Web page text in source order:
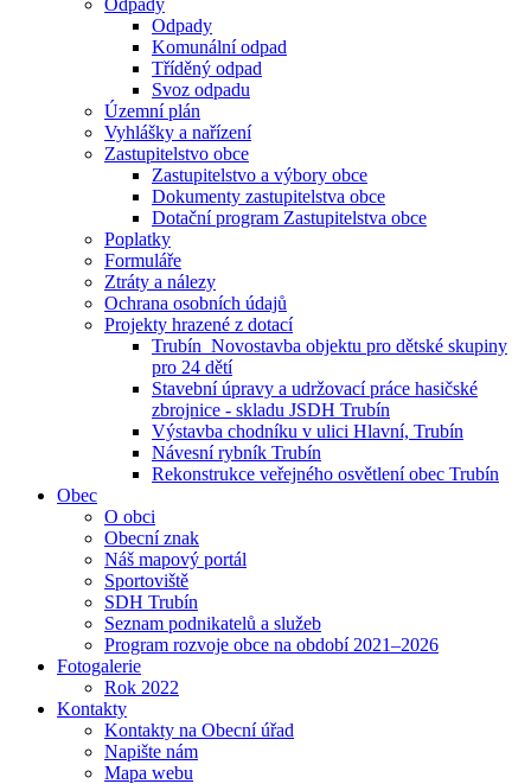
Odpady
Odpady
Komunální odpad
Tříděný odpad
Svoz odpadu
Územní plán
Vyhlášky a nařízení
Zastupitelstvo obce
Zastupitelstvo a výbory obce
Dokumenty zastupitelstva obce
Dotační program Zastupitelstva obce
Poplatky
Formuláře
Ztráty a nálezy
Ochrana osobních údajů
Projekty hrazené z dotací
Trubín_Novostavba objektu pro dětské skupiny
pro 24 dětí
Stavební úpravy a udržovací práce hasičské
zbrojnice - skladu JSDH Trubín
Výstavba chodníku v ulici Hlavní, Trubín
Návesní rybník Trubín
Rekonstrukce veřejného osvětlení obec Trubín
Obec
O obci
Obecní znak
Náš mapový portál
Sportoviště
SDH Trubín
Seznam podnikatelů a služeb
Program rozvoje obce na období 2021–2026
Fotogalerie
Rok 2022
Kontakty
Kontakty na Obecní úřad
Napište nám
Mapa webu